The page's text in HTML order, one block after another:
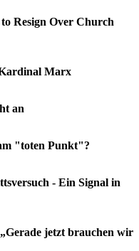
Resign Over Church
Marx
an
"toten Punkt"?
- Ein Signal in
jetzt brauchen wir